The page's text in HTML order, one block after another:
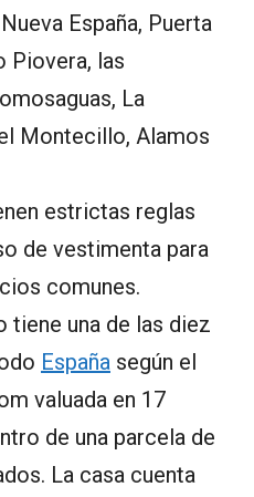
España, Puerta
Piovera, las
La
Montecillo, Alamos
estrictas reglas
de vestimenta para
comunes.
tiene una de las diez
España según el
valuada en 17
de una parcela de
La casa cuenta